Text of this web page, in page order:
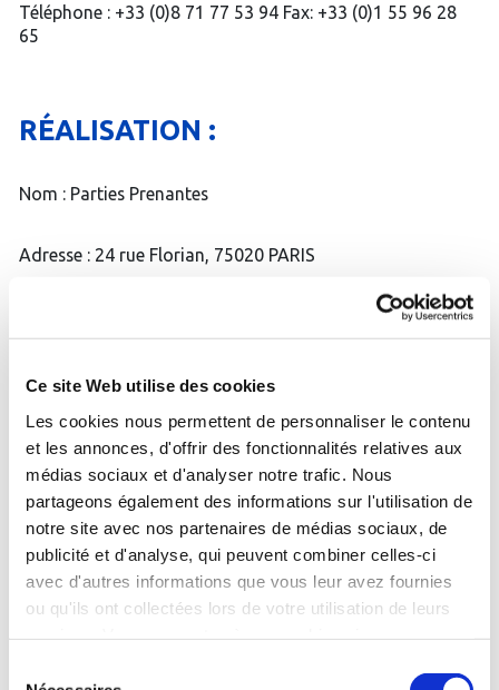
Ce site Web utilise des cookies
Les cookies nous permettent de personnaliser le contenu
et les annonces, d'offrir des fonctionnalités relatives aux
médias sociaux et d'analyser notre trafic. Nous
partageons également des informations sur l'utilisation de
notre site avec nos partenaires de médias sociaux, de
publicité et d'analyse, qui peuvent combiner celles-ci
avec d'autres informations que vous leur avez fournies
ou qu'ils ont collectées lors de votre utilisation de leurs
Téléphone : +33 (0)8 71 77 53 94 Fax: +33 (0)1 55 96 28
65
RÉALISATION :
Nom : Parties Prenantes
Adresse : 24 rue Florian, 75020 PARIS
Téléphone : 01 55 25 58 60
site web : www.partiesprenantes.com
Nom : Ipanema
Adresse : 52 Boulevard Malesherbes, 75008 Paris
Mail :